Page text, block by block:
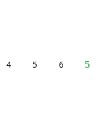
4 5 6